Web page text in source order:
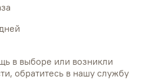
в выборе или возникли
обратитесь в нашу службу